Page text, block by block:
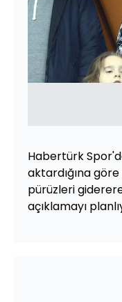
Habertürk
aktardığına göre
pürüzleri
açıklamayı